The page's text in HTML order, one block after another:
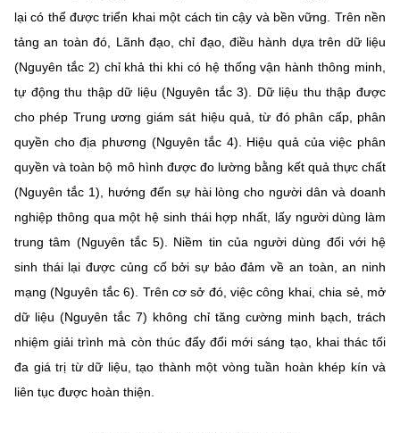
lại có thể được triển khai một cách tin cậy và bền vững. Trên nền
tảng an toàn đó, Lãnh đạo, chỉ đạo, điều hành dựa trên dữ liệu
(Nguyên tắc 2) chỉ khả thi khi có hệ thống vận hành thông minh,
tự động thu thập dữ liệu (Nguyên tắc 3). Dữ liệu thu thập được
cho phép Trung ương giám sát hiệu quả, từ đó phân cấp, phân
quyền cho địa phương (Nguyên tắc 4). Hiệu quả của việc phân
quyền và toàn bộ mô hình được đo lường bằng kết quả thực chất
(Nguyên tắc 1), hướng đến sự hài lòng cho người dân và doanh
nghiệp thông qua một hệ sinh thái hợp nhất, lấy người dùng làm
trung tâm (Nguyên tắc 5). Niềm tin của người dùng đối với hệ
sinh thái lại được củng cố bởi sự bảo đảm về an toàn, an ninh
mạng (Nguyên tắc 6). Trên cơ sở đó, việc công khai, chia sẻ, mở
dữ liệu (Nguyên tắc 7) không chỉ tăng cường minh bạch, trách
nhiệm giải trình mà còn thúc đẩy đổi mới sáng tạo, khai thác tối
đa giá trị từ dữ liệu, tạo thành một vòng tuần hoàn khép kín và
liên tục được hoàn thiện.